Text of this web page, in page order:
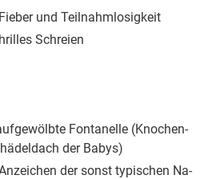
und Teil­nahm­lo­sig­keit
Schrei­en
Fon­ta­nel­le (Kno­chen­
der Ba­bys)
der sonst ty­pi­schen Na­